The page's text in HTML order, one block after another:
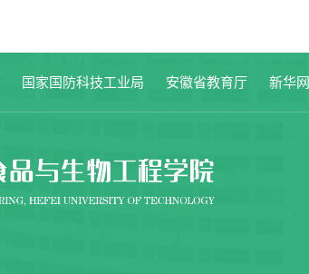
国家国防科技工业局 安徽省教育厅 新华网